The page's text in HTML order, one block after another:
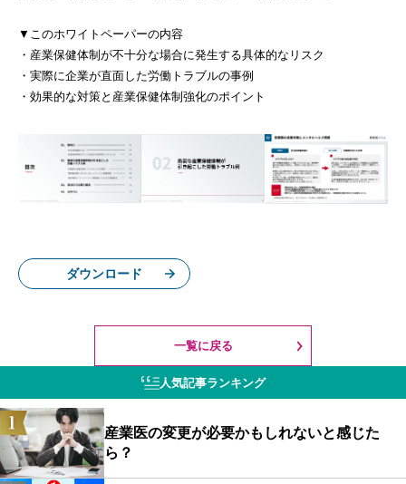
▼このホワイトペーパーの内容
・産業保健体制が不十分な場合に発生する具体的なリスク
・実際に企業が直面した労働トラブルの事例
・効果的な対策と産業保健体制強化のポイント
ダウンロード
一覧に戻る
人気記事ランキング
産業医の変更が必要かもしれないと感じた
ら？